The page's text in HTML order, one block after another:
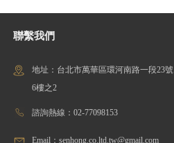
聯繫我們
地址：台北市萬華區環河南路一段23號
6樓之2
諮詢熱線：02-77098153
Email：senhong.co.ltd.tw@gmail.com